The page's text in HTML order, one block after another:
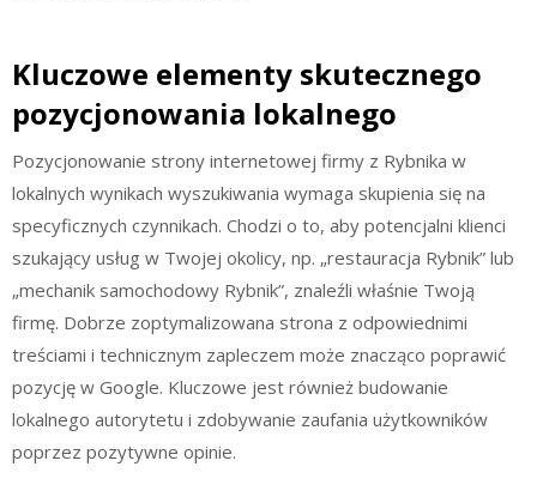
Kluczowe elementy skutecznego
pozycjonowania lokalnego
Pozycjonowanie strony internetowej firmy z Rybnika w
lokalnych wynikach wyszukiwania wymaga skupienia się na
specyficznych czynnikach. Chodzi o to, aby potencjalni klienci
szukający usług w Twojej okolicy, np. „restauracja Rybnik” lub
„mechanik samochodowy Rybnik”, znaleźli właśnie Twoją
firmę. Dobrze zoptymalizowana strona z odpowiednimi
treściami i technicznym zapleczem może znacząco poprawić
pozycję w Google. Kluczowe jest również budowanie
lokalnego autorytetu i zdobywanie zaufania użytkowników
poprzez pozytywne opinie.